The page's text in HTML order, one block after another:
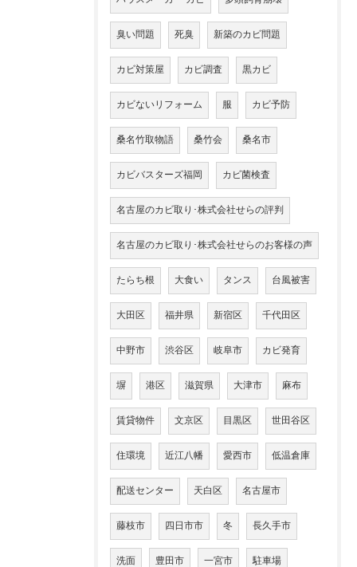
臭い問題 死臭 新築のカビ問題
カビ対策屋 カビ調査 黒カビ
カビないリフォーム 服 カビ予防
桑名竹取物語 桑竹会 桑名市
カビバスターズ福岡 カビ菌検査
名古屋のカビ取り･株式会社せらの評判
名古屋のカビ取り･株式会社せらのお客様の声
たらち根 大食い タンス 台風被害
大田区 福井県 新宿区 千代田区
中野市 渋谷区 岐阜市 カビ発育
塀 港区 滋賀県 大津市 麻布
賃貸物件 文京区 目黒区 世田谷区
住環境 近江八幡 愛西市 低温倉庫
配送センター 天白区 名古屋市
藤枝市 四日市市 冬 長久手市
洗面 豊田市 一宮市 駐車場